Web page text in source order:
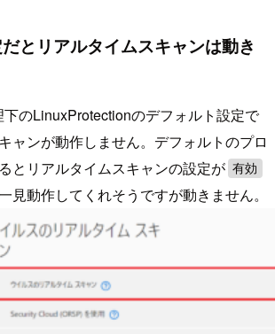
とリアルタイムスキャンは動き
のLinuxProtectionのデフォルト設定で
ャンが動作しません。デフォルトのプロ
とリアルタイムスキャンの設定が 有効
見動作してくれそうですが動きません。